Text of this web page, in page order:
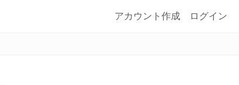
アカウント作成 ログイン